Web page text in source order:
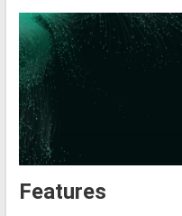
Features